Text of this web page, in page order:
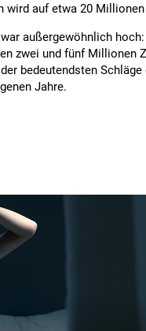
wird auf etwa 20
außergewöhnlich
zwei und fünf Millionen
bedeutendsten
Jahre.